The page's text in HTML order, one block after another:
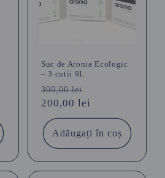
Suc de Aronia Ecologic
– 3 cutii 9L
Preț
obișnuit
300,00 lei
redus
200,00 lei
Adăugați în coș